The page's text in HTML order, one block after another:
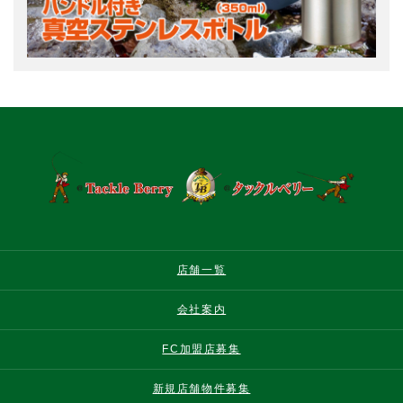
店舗一覧
会社案内
FC加盟店募集
新規店舗物件募集